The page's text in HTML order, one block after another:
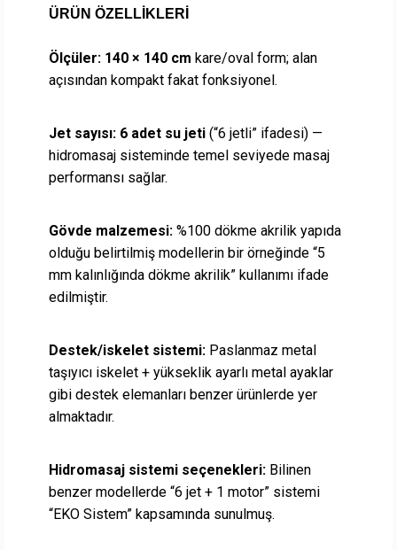
ÜRÜN ÖZELLİKLERİ
Ölçüler: 140 × 140 cm kare/oval form; alan
açısından kompakt fakat fonksiyonel.
Jet sayısı: 6 adet su jeti (“6 jetli” ifadesi) —
hidromasaj sisteminde temel seviyede masaj
performansı sağlar.
Gövde malzemesi: %100 dökme akrilik yapıda
olduğu belirtilmiş modellerin bir örneğinde “5
mm kalınlığında dökme akrilik” kullanımı ifade
edilmiştir.
Destek/iskelet sistemi: Paslanmaz metal
taşıyıcı iskelet + yükseklik ayarlı metal ayaklar
gibi destek elemanları benzer ürünlerde yer
almaktadır.
Hidromasaj sistemi seçenekleri: Bilinen
benzer modellerde “6 jet + 1 motor” sistemi
“EKO Sistem” kapsamında sunulmuş.